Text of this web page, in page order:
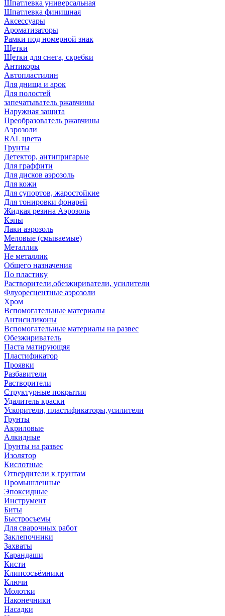
Шпатлевка универсальная
Шпатлевка финишная
Аксессуары
Ароматизаторы
Рамки под номерной знак
Щетки
Щетки для снега, скребки
Антикоры
Автопластилин
Для днища и арок
Для полостей
запечатыватель ржавчины
Наружная защита
Преобразователь ржавчины
Аэрозоли
RAL цвета
Грунты
Детектор, антипригарые
Для граффити
Для дисков аэрозоль
Для кожи
Для супортов, жаростойкие
Для тонировки фонарей
Жидкая резина Аэрозоль
Кэпы
Лаки аэрозоль
Меловые (смываемые)
Металлик
Не металлик
Общего назначения
По пластику
Растворители,обезжириватели, усилители
Флуоресцентные аэрозоли
Хром
Вспомогательные материалы
Антисиликоны
Вспомогательные материалы на развес
Обезжириватель
Паста матирующяя
Пластификатор
Проявки
Разбавители
Растворители
Структурные покрытия
Удалитель краски
Ускорители, пластификаторы,усилители
Грунты
Акриловые
Алкидные
Грунты на развес
Изолятор
Кислотные
Отвердители к грунтам
Промышленные
Эпоксидные
Инструмент
Биты
Быстросъемы
Для сварочных работ
Заклепочники
Захваты
Карандаши
Кисти
Клипсосъёмники
Ключи
Молотки
Наконечники
Насадки